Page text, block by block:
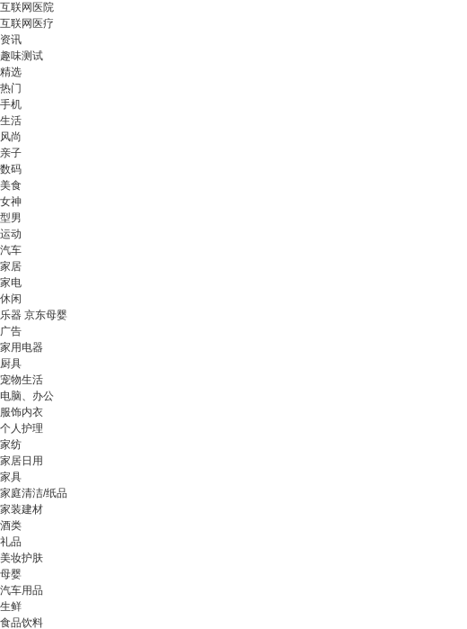
互联网医院
互联网医疗
资讯
趣味测试
精选
热门
手机
生活
风尚
亲子
数码
美食
女神
型男
运动
汽车
家居
家电
休闲
乐器 京东母婴
广告
家用电器
厨具
宠物生活
电脑、办公
服饰内衣
个人护理
家纺
家居日用
家具
家庭清洁/纸品
家装建材
酒类
礼品
美妆护肤
母婴
汽车用品
生鲜
食品饮料